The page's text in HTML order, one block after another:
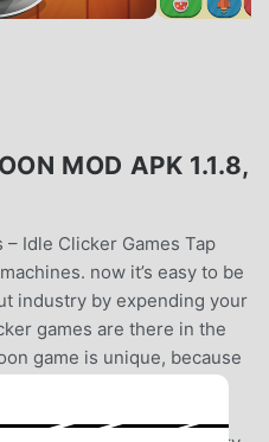
MOD APK 1.1.8,
Idle Clicker Games Tap
now it’s easy to be
industry by expending your
games are there in the
game is unique, because
as you can. Grab
trucks to reach the